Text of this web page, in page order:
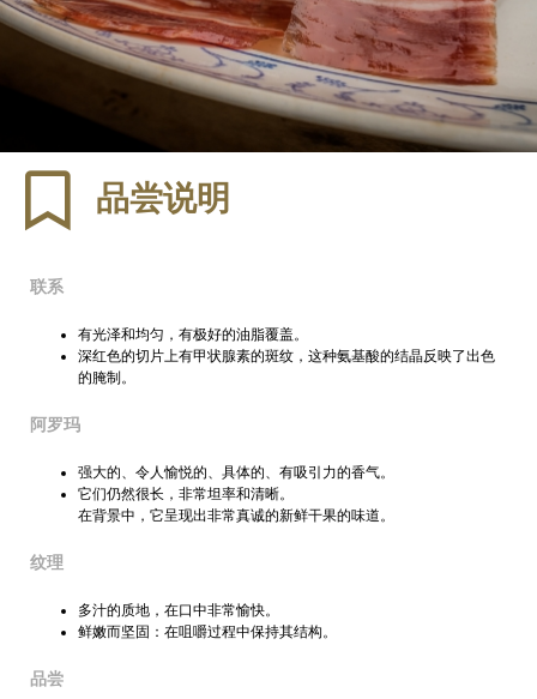
品尝说明
联系
有光泽和均匀，有极好的油脂覆盖。
深红色的切片上有甲状腺素的斑纹，这种氨基酸的结晶反映了出色
的腌制。
阿罗玛
强大的、令人愉悦的、具体的、有吸引力的香气。
它们仍然很长，非常坦率和清晰。
在背景中，它呈现出非常真诚的新鲜干果的味道。
纹理
多汁的质地，在口中非常愉快。
鲜嫩而坚固：在咀嚼过程中保持其结构。
品尝